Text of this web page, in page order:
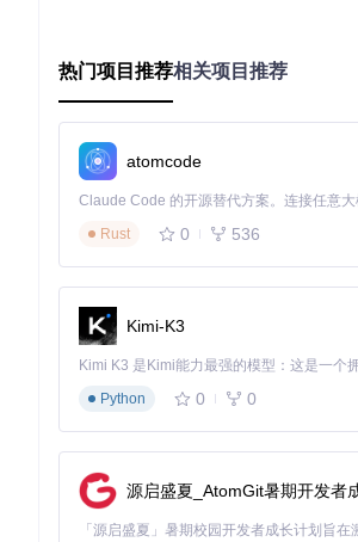
固件文件：针对特定硬件的底层系统组
这种多样化的输出能力大大扩展了 Mist
应用场景：Mist在不同角色中的
企业环境部署：标准化系统管理的利器
在企业环境中，系统标准化是提高管理
建立了内部 macOS 版本库，统一管
为不同年份的 Mac 设备定制了兼容
实现了安装介质的自动化生成和分发
通过 Mist，管理员可以确保所有教学设
开发测试流程：跨版本兼容性验证的保障
对于 macOS 应用开发者来说，确保软
热门项目推荐相关项目推荐
atomcode
Rust
0 536
Kimi-K3
Python
0 0
源启盛夏_AtomGit暑期开发者